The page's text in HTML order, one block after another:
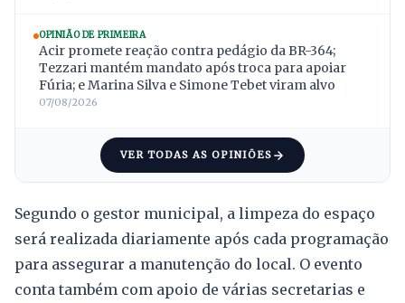
OPINIÃO DE PRIMEIRA
Acir promete reação contra pedágio da BR-364;
Tezzari mantém mandato após troca para apoiar
Fúria; e Marina Silva e Simone Tebet viram alvo
07/08/2026
VER TODAS AS OPINIÕES
Segundo o gestor municipal, a limpeza do espaço
será realizada diariamente após cada programação
para assegurar a manutenção do local. O evento
conta também com apoio de várias secretarias e